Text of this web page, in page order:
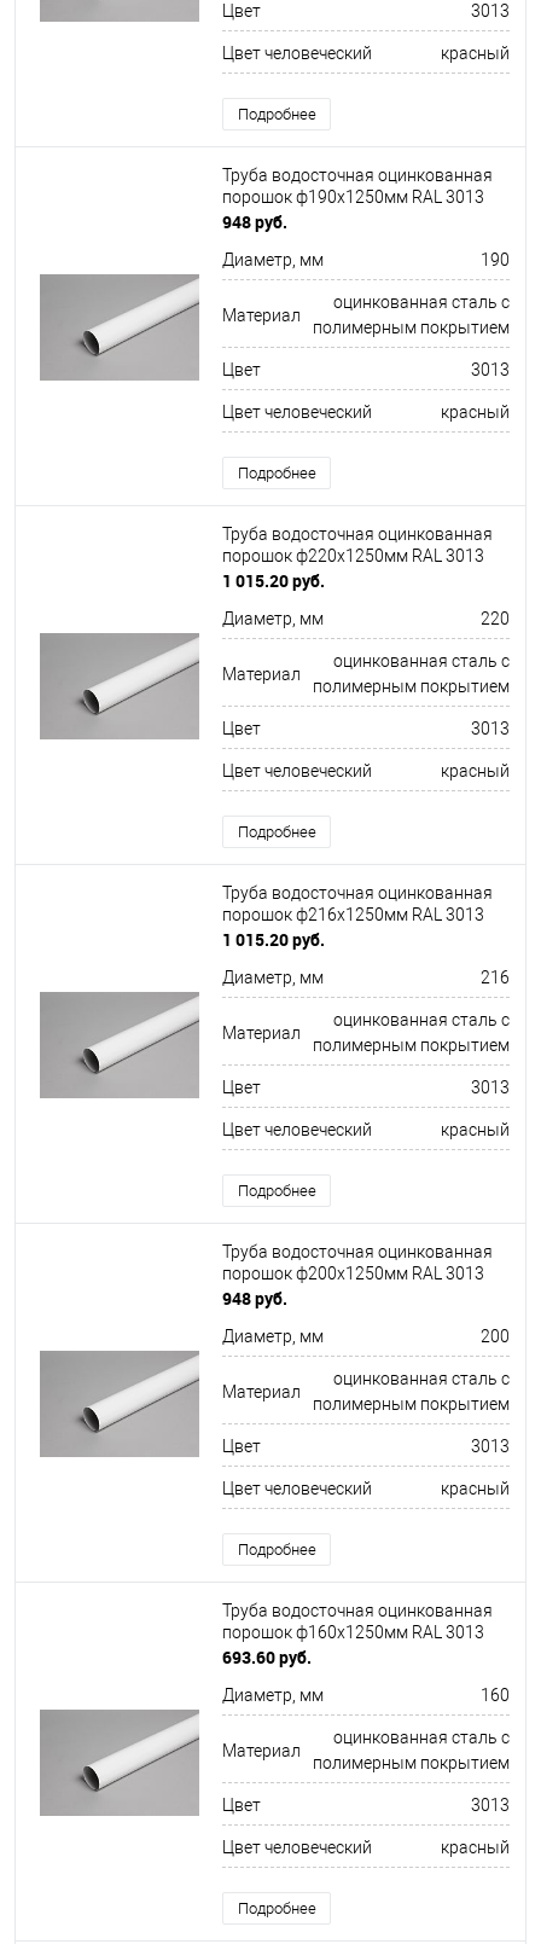
Цвет 3013
Цвет человеческий красный
Подробнее
Труба водосточная оцинкованная
порошок ф190х1250мм RAL 3013
948 руб.
Диаметр, мм 190
Материал
оцинкованная сталь с
полимерным покрытием
Цвет 3013
Цвет человеческий красный
Подробнее
Труба водосточная оцинкованная
порошок ф220х1250мм RAL 3013
1 015.20 руб.
Диаметр, мм 220
Материал
оцинкованная сталь с
полимерным покрытием
Цвет 3013
Цвет человеческий красный
Подробнее
Труба водосточная оцинкованная
порошок ф216х1250мм RAL 3013
1 015.20 руб.
Диаметр, мм 216
Материал
оцинкованная сталь с
полимерным покрытием
Цвет 3013
Цвет человеческий красный
Подробнее
Труба водосточная оцинкованная
порошок ф200х1250мм RAL 3013
948 руб.
Диаметр, мм 200
Материал
оцинкованная сталь с
полимерным покрытием
Цвет 3013
Цвет человеческий красный
Подробнее
Труба водосточная оцинкованная
порошок ф160х1250мм RAL 3013
693.60 руб.
Диаметр, мм 160
Материал
оцинкованная сталь с
полимерным покрытием
Цвет 3013
Цвет человеческий красный
Подробнее